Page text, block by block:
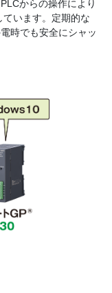
からの操作により
います。定期的な
時でも安全にシャッ